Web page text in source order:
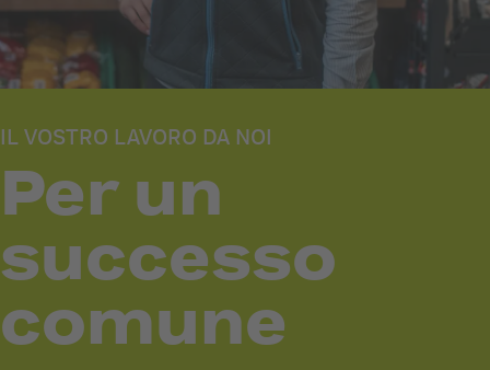
IL VOSTRO LAVORO DA NOI
Per un
successo
comune